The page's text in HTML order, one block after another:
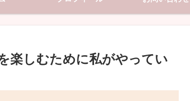
楽しむために私がやってい